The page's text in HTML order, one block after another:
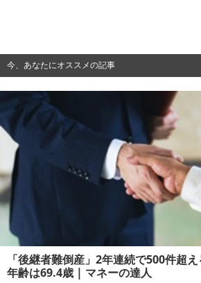
今、あなたにオススメの記事
「後継者難倒産」2年連続で500件超
年齢は69.4歳 | マネーの達人